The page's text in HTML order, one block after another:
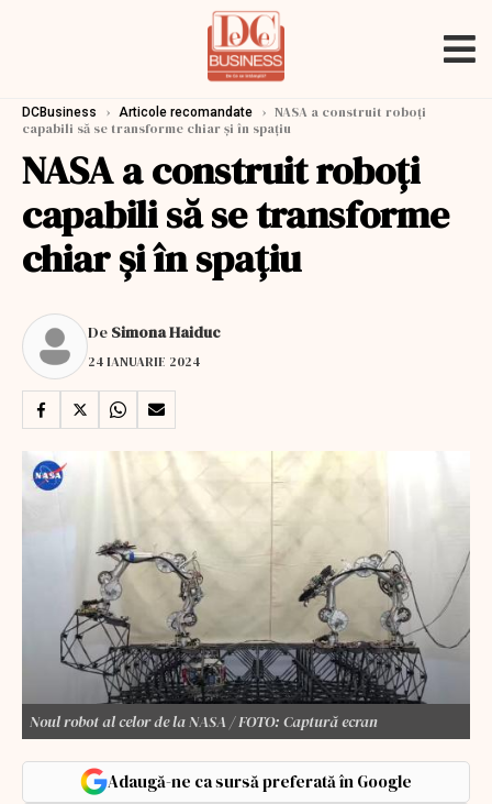
DCBusiness › Articole recomandate › NASA a construit roboți
capabili să se transforme chiar și în spațiu
NASA a construit roboți
capabili să se transforme
chiar și în spațiu
De Simona Haiduc
24 IANUARIE 2024
Noul robot al celor de la NASA / FOTO: Captură ecran
Adaugă-ne ca sursă preferată în Google